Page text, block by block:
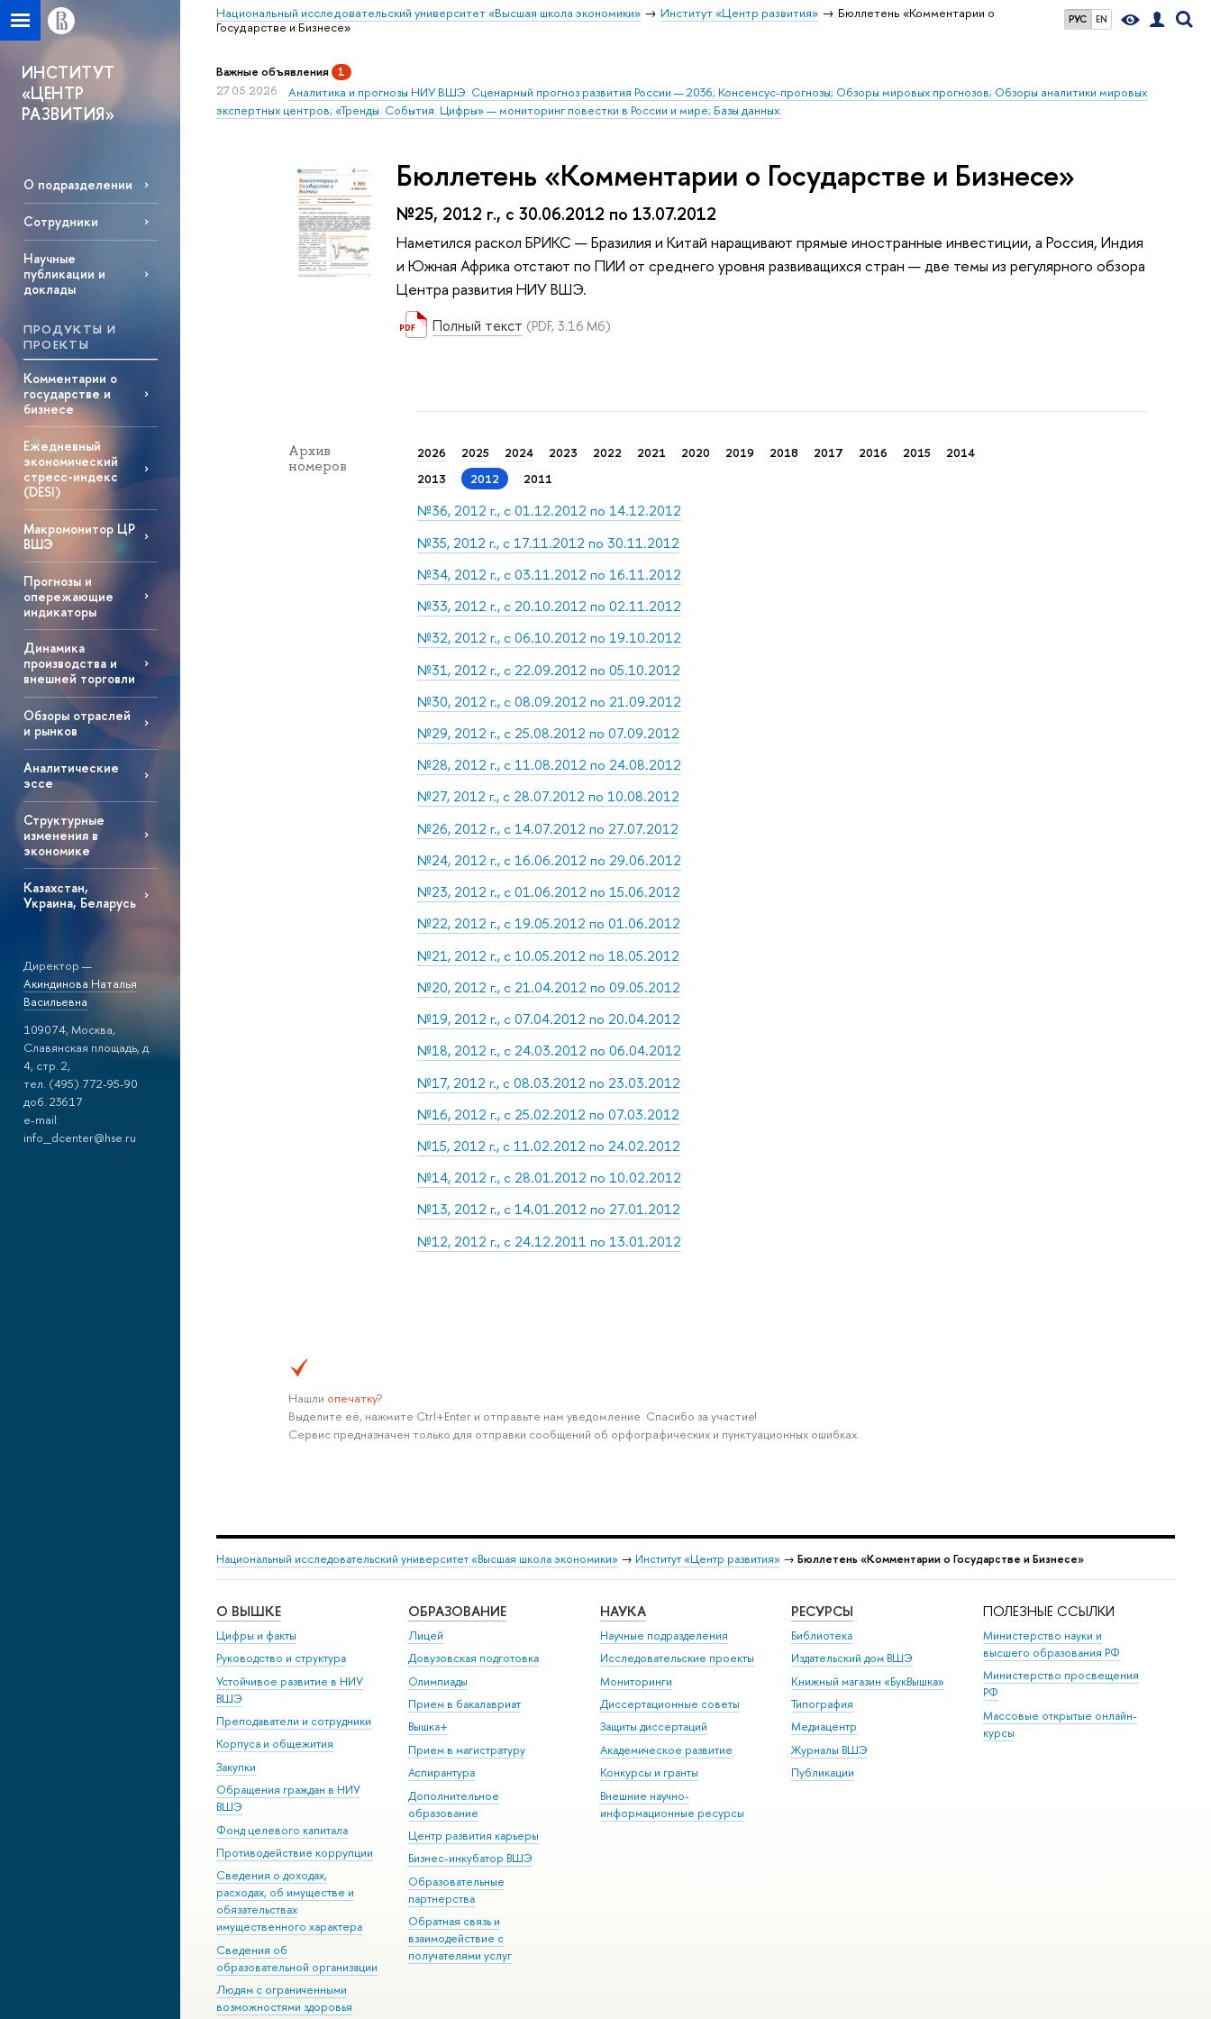
РУС EN
Национальный исследовательский университет «Высшая школа экономики» Институт «Центр развития»
Бюллетень «Комментарии о
Государстве и Бизнесе»
ИНСТИТУТ
«ЦЕНТР
РАЗВИТИЯ»
О подразделении
Сотрудники
Научные
публикации и
доклады
ПРОДУКТЫ И
ПРОЕКТЫ
Комментарии о
государстве и
бизнесе
Ежедневный
экономический
стресс-индекс
(DESI)
Макромонитор ЦР
ВШЭ
Прогнозы и
опережающие
индикаторы
Динамика
производства и
внешней торговли
Обзоры отраслей
и рынков
Аналитические
эссе
Структурные
изменения в
экономике
Казахстан,
Украина, Беларусь
Директор —
Акиндинова Наталья
Васильевна
109074, Москва,
Славянская площадь, д.
4, стр. 2,
тел. (495) 772-95-90
доб. 23617
e-mail:
info_dcenter@hse.ru
Важные объявления 1
27.05.2026
Аналитика и прогнозы НИУ ВШЭ: Сценарный прогноз развития России — 2036; Консенсус-прогнозы; Обзоры мировых прогнозов; Обзоры аналитики мировых
экспертных центров; «Тренды. События. Цифры» — мониторинг повестки в России и мире; Базы данных.
Бюллетень «Комментарии о Государстве и Бизнесе»
№25, 2012 г., с 30.06.2012 по 13.07.2012
Наметился раскол БРИКС — Бразилия и Китай наращивают прямые иностранные инвестиции, а Россия, Индия
и Южная Африка отстают по ПИИ от среднего уровня развиващихся стран — две темы из регулярного обзора
Центра развития НИУ ВШЭ.
Полный текст (PDF, 3.16 Мб)
Архив
номеров
2026 2025 2024 2023 2022 2021 2020 2019 2018 2017 2016 2015
2014
2013
2012 2011
№36, 2012 г., с 01.12.2012 по 14.12.2012
№35, 2012 г., с 17.11.2012 по 30.11.2012
№34, 2012 г., с 03.11.2012 по 16.11.2012
№33, 2012 г., с 20.10.2012 по 02.11.2012
№32, 2012 г., с 06.10.2012 по 19.10.2012
№31, 2012 г., с 22.09.2012 по 05.10.2012
№30, 2012 г., с 08.09.2012 по 21.09.2012
№29, 2012 г., с 25.08.2012 по 07.09.2012
№28, 2012 г., с 11.08.2012 по 24.08.2012
№27, 2012 г., с 28.07.2012 по 10.08.2012
№26, 2012 г., с 14.07.2012 по 27.07.2012
№24, 2012 г., с 16.06.2012 по 29.06.2012
№23, 2012 г., с 01.06.2012 по 15.06.2012
№22, 2012 г., с 19.05.2012 по 01.06.2012
№21, 2012 г., с 10.05.2012 по 18.05.2012
№20, 2012 г., с 21.04.2012 по 09.05.2012
№19, 2012 г., с 07.04.2012 по 20.04.2012
№18, 2012 г., с 24.03.2012 по 06.04.2012
№17, 2012 г., с 08.03.2012 по 23.03.2012
№16, 2012 г., с 25.02.2012 по 07.03.2012
№15, 2012 г., с 11.02.2012 по 24.02.2012
№14, 2012 г., с 28.01.2012 по 10.02.2012
№13, 2012 г., с 14.01.2012 по 27.01.2012
№12, 2012 г., с 24.12.2011 по 13.01.2012
Нашли опечатку?
Выделите её, нажмите Ctrl+Enter и отправьте нам уведомление. Спасибо за участие!
Сервис предназначен только для отправки сообщений об орфографических и пунктуационных ошибках.
Национальный исследовательский университет «Высшая школа экономики» → Институт «Центр развития» → Бюллетень «Комментарии о Государстве и Бизнесе»
О ВЫШКЕ
Цифры и факты
Руководство и структура
Устойчивое развитие в НИУ
ВШЭ
Преподаватели и сотрудники
Корпуса и общежития
Закупки
Обращения граждан в НИУ
ВШЭ
Фонд целевого капитала
Противодействие коррупции
Сведения о доходах,
расходах, об имуществе и
обязательствах
имущественного характера
Сведения об
образовательной организации
Людям с ограниченными
возможностями здоровья
ОБРАЗОВАНИЕ
Лицей
Довузовская подготовка
Олимпиады
Прием в бакалавриат
Вышка+
Прием в магистратуру
Аспирантура
Дополнительное
образование
Центр развития карьеры
Бизнес-инкубатор ВШЭ
Образовательные
партнерства
Обратная связь и
взаимодействие с
получателями услуг
НАУКА
Научные подразделения
Исследовательские проекты
Мониторинги
Диссертационные советы
Защиты диссертаций
Академическое развитие
Конкурсы и гранты
Внешние научно-
информационные ресурсы
РЕСУРСЫ
Библиотека
Издательский дом ВШЭ
Книжный магазин «БукВышка»
Типография
Медиацентр
Журналы ВШЭ
Публикации
ПОЛЕЗНЫЕ ССЫЛКИ
Министерство науки и
высшего образования РФ
Министерство просвещения
РФ
Массовые открытые онлайн-
курсы